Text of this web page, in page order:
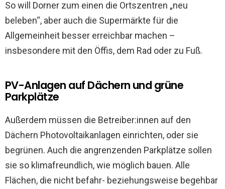
So will Dorner zum einen die Ortszentren „neu
beleben“, aber auch die Supermärkte für die
Allgemeinheit besser erreichbar machen –
insbesondere mit den Öffis, dem Rad oder zu Fuß.
PV-Anlagen auf Dächern und grüne
Parkplätze
Außerdem müssen die Betreiber:innen auf den
Dächern Photovoltaikanlagen einrichten, oder sie
begrünen. Auch die angrenzenden Parkplätze sollen
sie so klimafreundlich, wie möglich bauen. Alle
Flächen, die nicht befahr- beziehungsweise begehbar